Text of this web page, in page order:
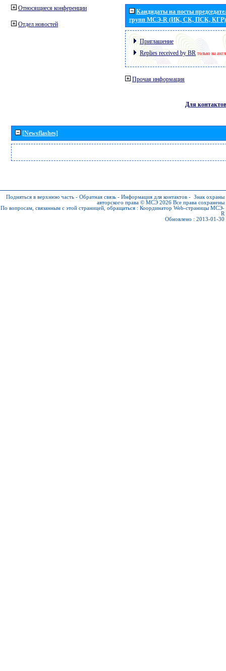
Относящиеся конференции
Отдел новостей
Кандидаты на посты
групп МСЭ-R (ИК, СК, ПСК, КГР)
Приглашение
Replies received by BR только на
Прочая информация
Для контактов
[Newsflashes]
Подняться в верхнюю часть - Обратная связь - Информация для контактов - Знак охраны
авторского права © МСЭ 2026 Все права сохранены
По вопросам, связанным с этой страницей, обращаться : Координатор Web-страницы МСЭ-
R
Обновлено : 2013-01-30